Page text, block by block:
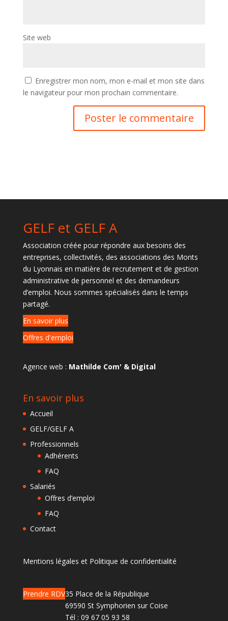
Site web
Enregistrer mon nom, mon e-mail et mon site dans
le navigateur pour mon prochain commentaire.
GELF et GELF A
Association créée pour répondre aux besoins des
entreprises, collectivités, des associations des Monts
du Lyonnais en matière de recrutement et de gestion
administrative de personnel et des demandeurs
d’emploi. Nous sommes spécialisés dans le temps
partagé.
En savoir plus
Offres d'emploi
Agence web : Mathilde Com' & Digital
En savoir plus
Accueil
GELF/GELF A
Professionnels
Adhérents
FAQ
Salariés
Offres d’emploi
FAQ
Contact
Mentions légales et Politique de confidentialité
Prendre RDV35 Place de la République
69590 St Symphorien sur Coise
Tél : 09 67 05 93 58